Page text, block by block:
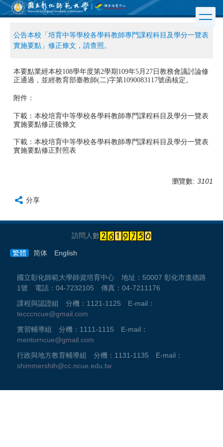
跳
到
公告本校「培育中等學校各學科教師專門課程科目及學分一覽表
實施要點」修正條文，請查照。
本要點業經本校108學年度第2學期109年5月27日教務會議討論修
正通過，並經教育部臺教師(二)字第1090083117號函核定。
附件：
下載：本校培育中等學校各學科教師專門課程科目及學分一覽表
實施要點修正後條文
下載：本校培育中等學校各學科教師專門課程科目及學分一覽表
實施要點修正對照表
瀏覽數: 3101
分享
訪問人數
繁體 简体 English
國立彰化師範大學師資培育中心 地址：50007 彰化市進德路
1號 電話：04-7232105 傳真：04-7211176
課程與認證組 分機：1121-1125 E-mail：
tecccncue@gmail.com
實習輔導組 分機：1111-1115 E-mail：
mentorncue@gmail.com
行政與地方教育輔導組 分機：1131-1135 E-mail：
shimmershih@cc.ncue.edu.tw